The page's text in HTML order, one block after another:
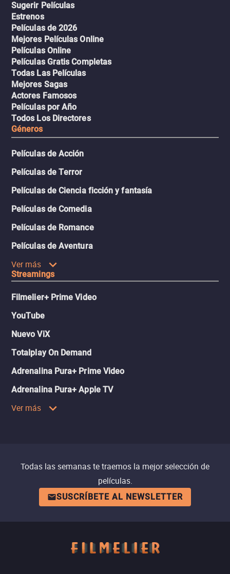
Sugerir Películas
Estrenos
Películas de 2026
Mejores Películas Online
Películas Online
Películas Gratis Completas
Todas Las Películas
Mejores Sagas
Actores Famosos
Películas por Año
Todos Los Directores
Géneros
Películas de Acción
Películas de Terror
Películas de Ciencia ficción y fantasía
Películas de Comedia
Películas de Romance
Películas de Aventura
Ver más
Streamings
Filmelier+ Prime Video
YouTube
Nuevo ViX
Totalplay On Demand
Adrenalina Pura+ Prime Video
Adrenalina Pura+ Apple TV
Ver más
Todas las semanas te traemos la mejor selección de
películas.
SUSCRÍBETE AL NEWSLETTER